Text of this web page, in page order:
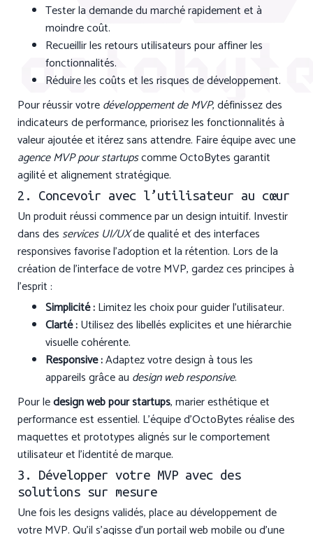
Tester la demande du marché rapidement et à
moindre coût.
Recueillir les retours utilisateurs pour affiner les
fonctionnalités.
Réduire les coûts et les risques de développement.
Pour réussir votredéveloppement de MVP, définissez des
indicateurs de performance, priorisez les fonctionnalités à
valeur ajoutée et itérez sans attendre. Faire équipe avec une
agence MVP pour startupscomme OctoBytes garantit
agilité et alignement stratégique.
2. Concevoir avec l’utilisateur au cœur
Un produit réussi commence par un design intuitif. Investir
dans des services UI/UXde qualité et des interfaces
responsives favorise l’adoption et la rétention. Lors de la
création de l’interface de votre MVP, gardez ces principes à
l’esprit :
Simplicité :Limitez les choix pour guider l’utilisateur.
Clarté :Utilisez des libellés explicites et une hiérarchie
visuelle cohérente.
Responsive :Adaptez votre design à tous les
appareils grâce au design web responsive.
Pour ledesign web pour startups, marier esthétique et
performance est essentiel. L’équipe d’OctoBytes réalise des
maquettes et prototypes alignés sur le comportement
utilisateur et l’identité de marque.
3. Développer votre MVP avec des
solutions sur mesure
Une fois les designs validés, place au développement de
votre MVP. Qu’il s’agisse d’un portail web mobile ou d’une